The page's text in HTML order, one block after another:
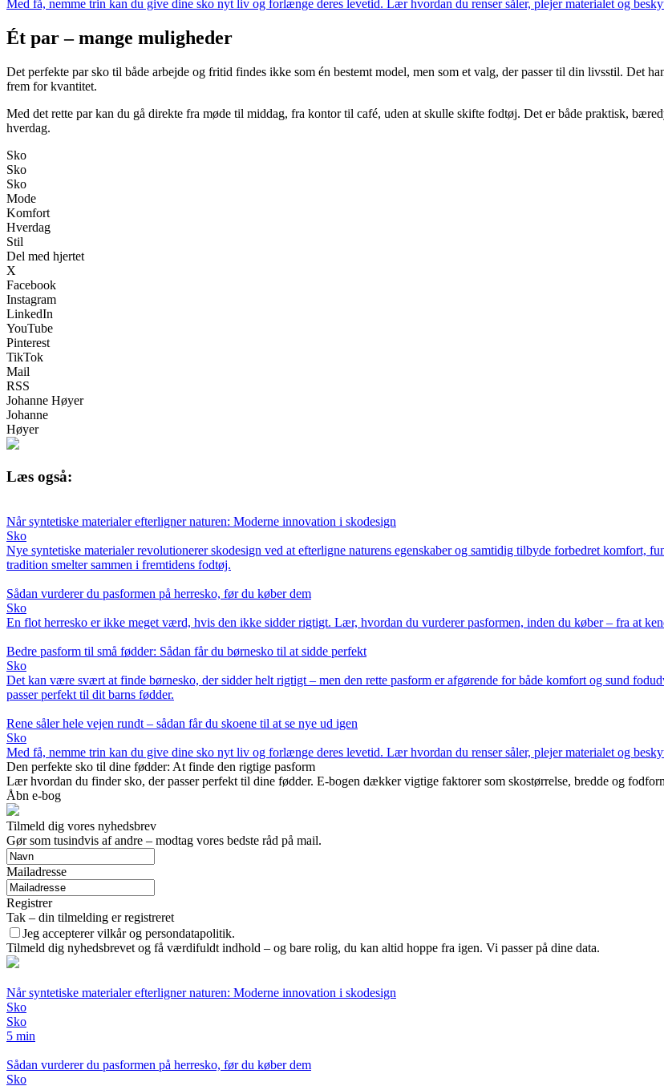
Med få, nemme trin kan du give dine sko nyt liv og forlænge deres levetid. Lær hvordan du renser såler, plejer materialet og
Ét par – mange muligheder
Det perfekte par sko til både arbejde og fritid findes ikke som én bestemt model, men som et valg, der passer til din livsstil. Det
frem for kvantitet.
Med det rette par kan du gå direkte fra møde til middag, fra kontor til café, uden at skulle skifte fodtøj. Det er både praktisk,
hverdag.
Sko
Sko
Sko
Mode
Komfort
Hverdag
Stil
Del med hjertet
X
Facebook
Instagram
LinkedIn
YouTube
Pinterest
TikTok
Mail
RSS
Johanne Høyer
Johanne
Høyer
Læs også:
Når syntetiske materialer efterligner naturen: Moderne innovation i skodesign
Sko
Nye syntetiske materialer revolutionerer skodesign ved at efterligne naturens egenskaber og samtidig tilbyde forbedret
tradition smelter sammen i fremtidens fodtøj.
Sådan vurderer du pasformen på herresko, før du køber dem
Sko
En flot herresko er ikke meget værd, hvis den ikke sidder rigtigt. Lær, hvordan du vurderer pasformen, inden du køber – fra at
Bedre pasform til små fødder: Sådan får du børnesko til at sidde perfekt
Sko
Det kan være svært at finde børnesko, der sidder helt rigtigt – men den rette pasform er afgørende for både komfort og sund
passer perfekt til dit barns fødder.
Rene såler hele vejen rundt – sådan får du skoene til at se nye ud igen
Sko
Med få, nemme trin kan du give dine sko nyt liv og forlænge deres levetid. Lær hvordan du renser såler, plejer materialet og
Den perfekte sko til dine fødder: At finde den rigtige pasform
Lær hvordan du finder sko, der passer perfekt til dine fødder. E-bogen dækker vigtige faktorer som skostørrelse, bredde og
Åbn e-bog
Tilmeld dig vores nyhedsbrev
Gør som tusindvis af andre – modtag vores bedste råd på mail.
Mailadresse
Registrer
Tak – din tilmelding er registreret
Jeg accepterer vilkår og persondatapolitik.
Tilmeld dig nyhedsbrevet og få værdifuldt indhold – og bare rolig, du kan altid hoppe fra igen. Vi passer på dine data.
Når syntetiske materialer efterligner naturen: Moderne innovation i skodesign
Sko
Sko
5 min
Sådan vurderer du pasformen på herresko, før du køber dem
Sko